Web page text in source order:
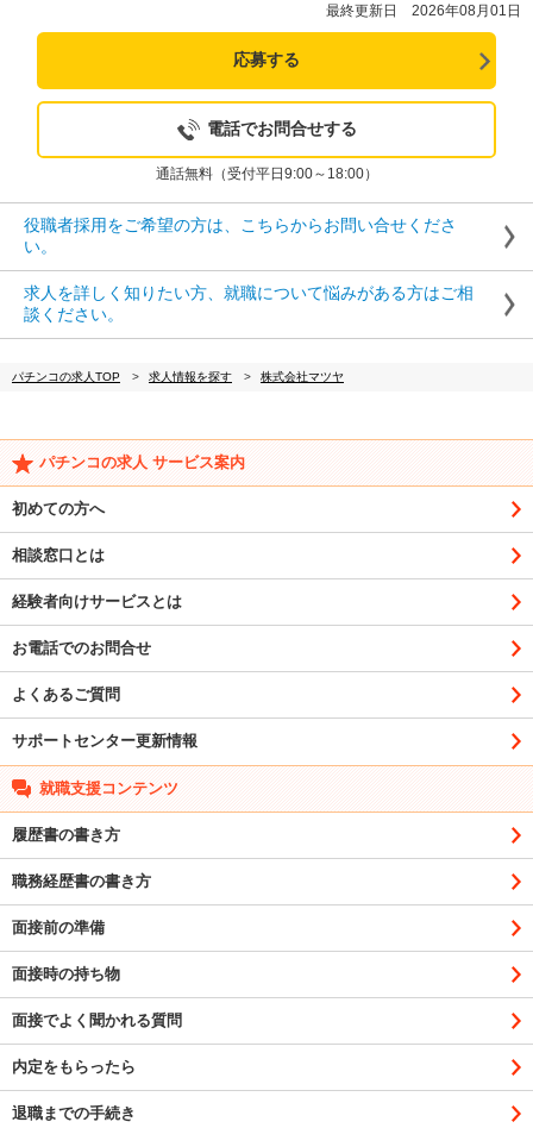
最終更新日 2026年08月01日
応募する
電話でお問合せする
通話無料（受付平日9:00～18:00）
役職者採用をご希望の方は、こちらからお問い合せくださ
い。
求人を詳しく知りたい方、就職について悩みがある方はご相
談ください。
パチンコの求人TOP 求人情報を探す 株式会社マツヤ
パチンコの求人 サービス案内
初めての方へ
相談窓口とは
経験者向けサービスとは
お電話でのお問合せ
よくあるご質問
サポートセンター更新情報
就職支援コンテンツ
履歴書の書き方
職務経歴書の書き方
面接前の準備
面接時の持ち物
面接でよく聞かれる質問
内定をもらったら
退職までの手続き